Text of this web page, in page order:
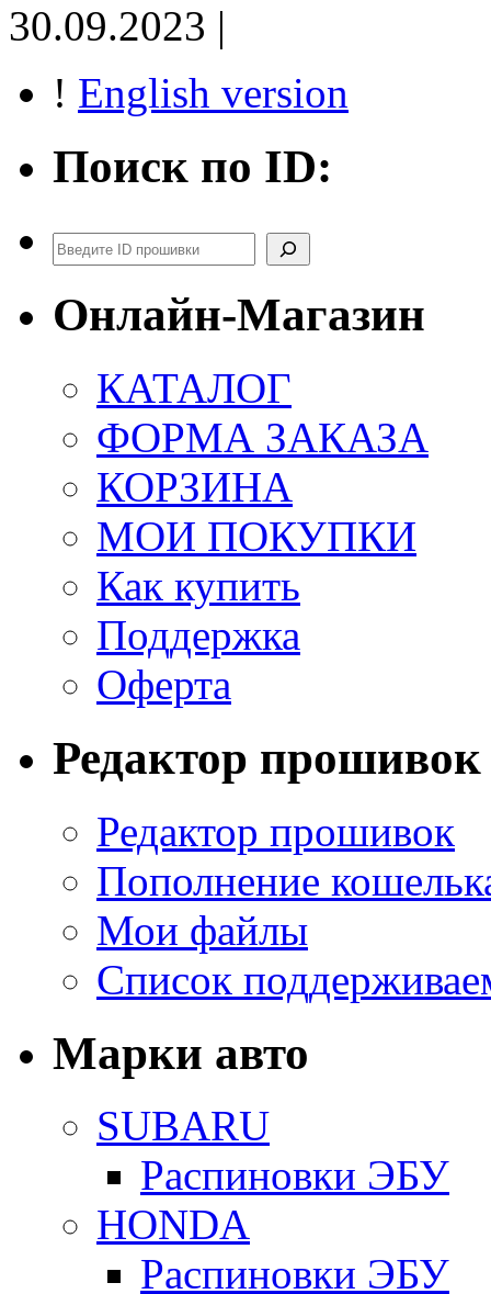
30.09.2023 |
! English version
Поиск по ID:
Поиск
Онлайн-Магазин
КАТАЛОГ
ФОРМА ЗАКАЗА
КОРЗИНА
МОИ ПОКУПКИ
Как купить
Поддержка
Оферта
Редактор прошивок
Редактор прошивок
Пополнение
Мои файлы
Список
Марки авто
SUBARU
Распиновки ЭБУ
HONDA
Распиновки ЭБУ